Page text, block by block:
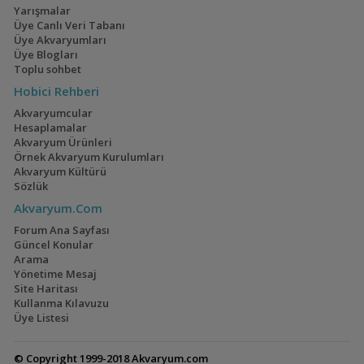
Mavi Melek Karides
Cyrtocara Moorii
Geophagus Tapajos
Yarışmalar
Üye Canlı Veri Tabanı
Üye Akvaryumları
Üye Blogları
Toplu sohbet
Hobici Rehberi
Akvaryumcular
Hesaplamalar
Akvaryum Ürünleri
Örnek Akvaryum Kurulumları
Akvaryum Kültürü
Sözlük
Akvaryum.Com
Forum Ana Sayfası
Güncel Konular
Arama
Yönetime Mesaj
Site Haritası
Kullanma Kılavuzu
Üye Listesi
© Copyright 1999-2018 Akvaryum.com